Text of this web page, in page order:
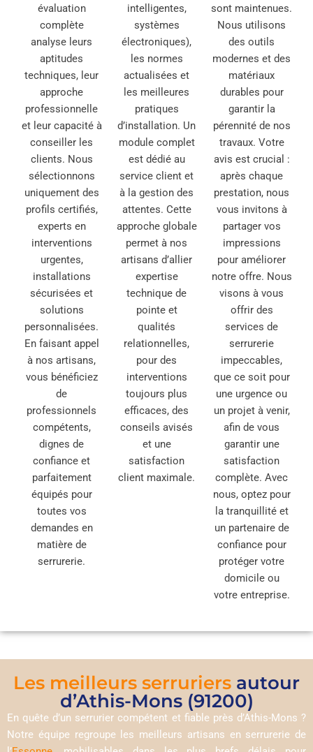
évaluation
complète
analyse leurs
aptitudes
techniques, leur
approche
professionnelle
et leur capacité à
conseiller les
clients. Nous
sélectionnons
uniquement des
profils certifiés,
experts en
interventions
urgentes,
installations
sécurisées et
solutions
personnalisées.
En faisant appel
à nos artisans,
vous bénéficiez
de
professionnels
compétents,
dignes de
confiance et
parfaitement
équipés pour
toutes vos
demandes en
matière de
serrurerie.
intelligentes,
systèmes
électroniques),
les normes
actualisées et
les meilleures
pratiques
d’installation. Un
module complet
est dédié au
service client et
à la gestion des
attentes. Cette
approche globale
permet à nos
artisans d’allier
expertise
technique de
pointe et
qualités
relationnelles,
pour des
interventions
toujours plus
efficaces, des
conseils avisés
et une
satisfaction
client maximale.
sont maintenues.
Nous utilisons
des outils
modernes et des
matériaux
durables pour
garantir la
pérennité de nos
travaux. Votre
avis est crucial :
après chaque
prestation, nous
vous invitons à
partager vos
impressions
pour améliorer
notre offre. Nous
visons à vous
offrir des
services de
serrurerie
impeccables,
que ce soit pour
une urgence ou
un projet à venir,
afin de vous
garantir une
satisfaction
complète. Avec
nous, optez pour
la tranquillité et
un partenaire de
confiance pour
protéger votre
domicile ou
votre entreprise.
Les meilleurs serruriers autour
d’Athis-Mons (91200)
En quête d’un serrurier compétent et fiable près d’Athis-Mons ?
Notre équipe regroupe les meilleurs artisans en serrurerie de